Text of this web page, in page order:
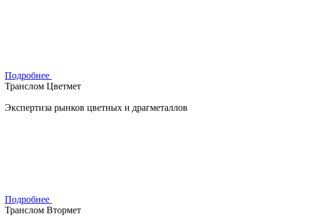
Подробнее
Транслом Цветмет
Экспертиза рынков цветных и драгметаллов
Подробнее
Транслом Втормет